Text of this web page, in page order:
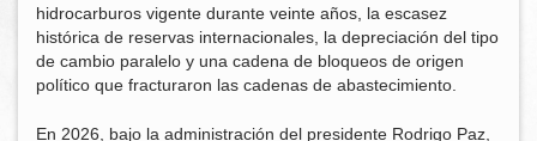
hidrocarburos vigente durante veinte años, la escasez
histórica de reservas internacionales, la depreciación del tipo
de cambio paralelo y una cadena de bloqueos de origen
político que fracturaron las cadenas de abastecimiento.
En 2026, bajo la administración del presidente Rodrigo Paz,